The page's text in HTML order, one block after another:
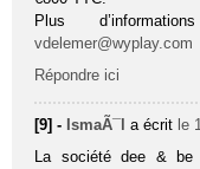
Plus
vdelemer@wyplay.com
Répondre ici
[9] - IsmaÃ¯l a écrit le
La société dee & be